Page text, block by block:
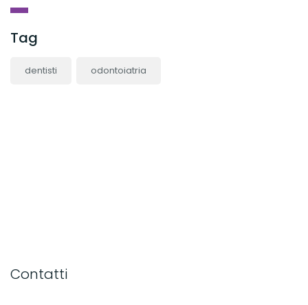
Tag
dentisti odontoiatria
Contatti